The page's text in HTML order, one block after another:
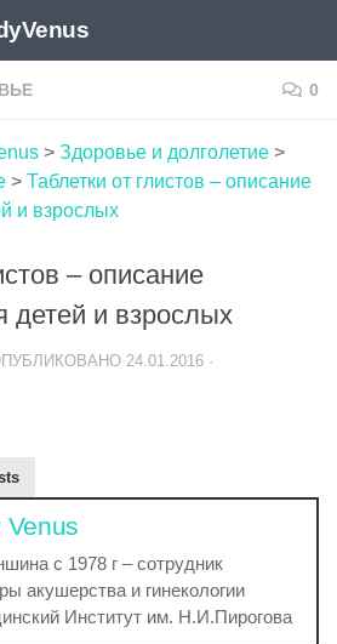
0
> Здоровье и долголетие >
> Таблетки от глистов – описание
и взрослых
– описание
детей и взрослых
24.01.2016 ·
Venus
с 1978 г – сотрудник
акушерства и гинекологии
Институт им. Н.И.Пирогова